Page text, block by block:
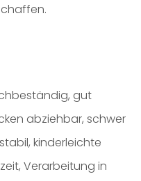
gut
abziehbar, schwer
kinderleichte
Verarbeitung in